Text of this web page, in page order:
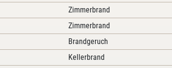
Zimmerbrand
Zimmerbrand
Brandgeruch
Kellerbrand